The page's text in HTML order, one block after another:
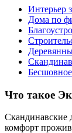
Интерьер
Дома по
Что такое
Скандинавские
комфорт